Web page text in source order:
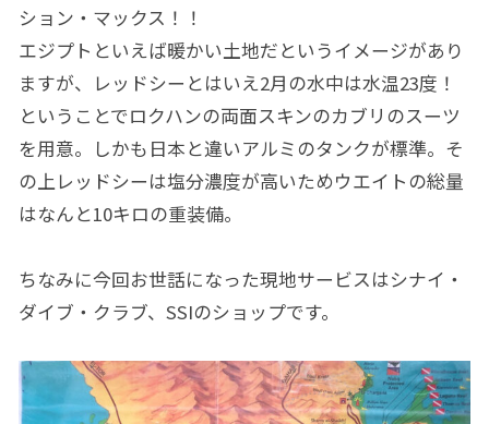
ション・マックス！！
エジプトといえば暖かい土地だというイメージがあり
ますが、レッドシーとはいえ2月の水中は水温23度！
ということでロクハンの両面スキンのカブリのスーツ
を用意。しかも日本と違いアルミのタンクが標準。そ
の上レッドシーは塩分濃度が高いためウエイトの総量
はなんと10キロの重装備。
ちなみに今回お世話になった現地サービスはシナイ・
ダイブ・クラブ、SSIのショップです。